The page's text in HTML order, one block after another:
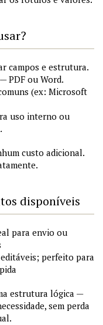
campos e estrutura.
PDF ou Word.
(ex: Microsoft
uso interno ou
custo adicional.
disponíveis
para envio ou
perfeito para
estrutura lógica —
sem perda